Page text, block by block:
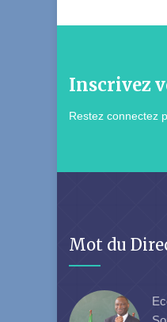
Inscrivez
Restez connectez
Mot du